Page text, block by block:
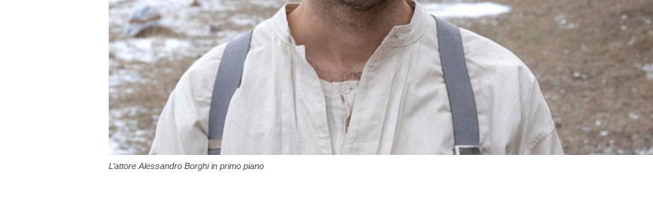
L’attore Alessandro Borghi in primo piano